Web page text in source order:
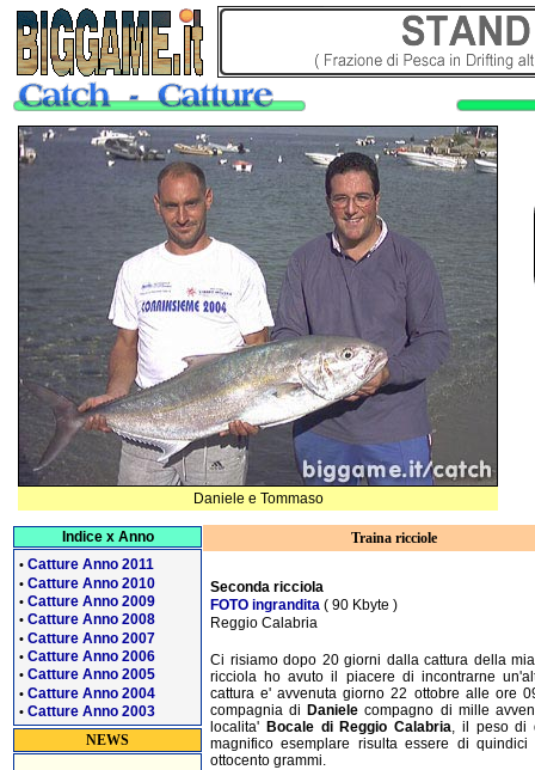
Indice x Anno
• Catture Anno 2011
• Catture Anno 2010
• Catture Anno 2009
• Catture Anno 2008
• Catture Anno 2007
• Catture Anno 2006
• Catture Anno 2005
• Catture Anno 2004
• Catture Anno 2003
NEWS
Traina ricciole
Seconda ricciola
FOTO ingrandita ( 90 Kbyte )
Reggio Calabria
Ci risiamo dopo 20 giorni dalla cattura della
ricciola ho avuto il piacere di incontrarne
cattura e' avvenuta giorno 22 ottobre alle ore
compagnia di Daniele compagno di mille
localita' Bocale di Reggio Calabria, il peso di
magnifico esemplare risulta essere di
ottocento grammi.
Daniele e Tommaso